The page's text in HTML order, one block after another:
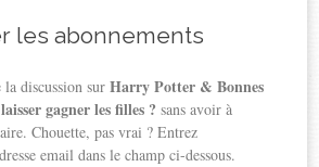
les abonnements
la discussion surHarry Potter & Bonnes
gagner les filles ? sans avoir à
Chouette, pas vrai ? Entrez
email dans le champ ci-dessous.